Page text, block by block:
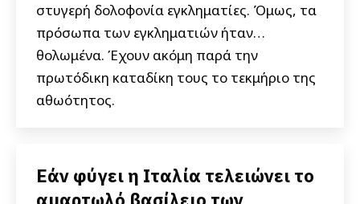
στυγερή δολοφονία εγκληματίες. Όμως, τα
πρόσωπα των εγκληματιών ήταν…
θολωμένα. Έχουν ακόμη παρά την
πρωτόδικη καταδίκη τους το τεκμήριο της
αθωότητος.
Εάν φύγει η Ιταλία τελειώνει το